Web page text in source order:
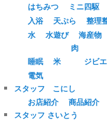
はちみつ
ミニ四駆
入浴
天ぷら 整理
水
水遊び 海産物
睡眠 米
肉
ジビエ
電気
スタッフ こにし
お店紹介
商品紹介
スタッフ さいとう